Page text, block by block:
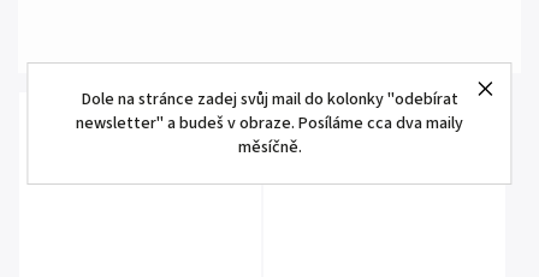
Dole na stránce zadej svůj mail do kolonky "odebírat
newsletter" a budeš v obraze. Posíláme cca dva maily
měsíčně.